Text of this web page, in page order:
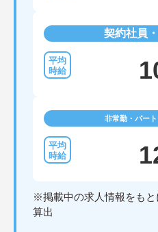
契約社員
非常勤・パー
※掲載中の求人情報をも
算出